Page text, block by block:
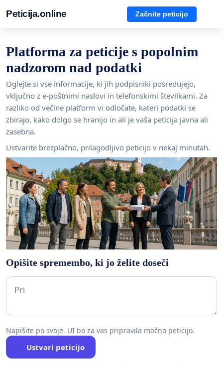
Peticija.online Začnite peticijo
Platforma za peticije s popolnim
nadzorom nad podatki
Oglejte si vse informacije, ki jih podpisniki posredujejo,
vključno z e-poštnimi naslovi in telefonskimi številkami. Za
razliko od večine platform vi odločate, kateri podatki se
zbirajo, kako dolgo se hranijo in ali je vaša peticija javna ali
zasebna.
Ustvarite brezplačno, prilagodljivo peticijo v nekaj minutah.
Opišite spremembo, ki jo želite doseči
Napišite po svoje. UI bo za vas pripravila močno peticijo.
Ustvari peticijo